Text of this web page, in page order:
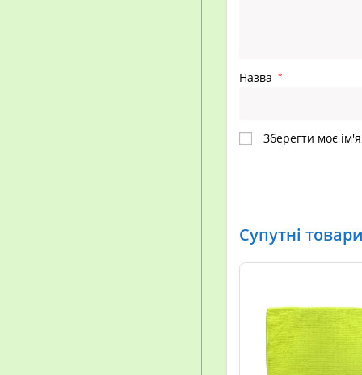
Назва *
Зберегти моє
Супутні товари